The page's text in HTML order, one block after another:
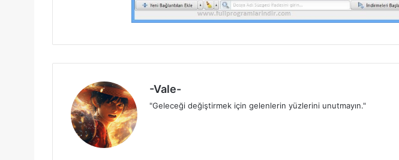
-Vale-
"Geleceği değiştirmek için gelenlerin yüzlerini unutmayın."